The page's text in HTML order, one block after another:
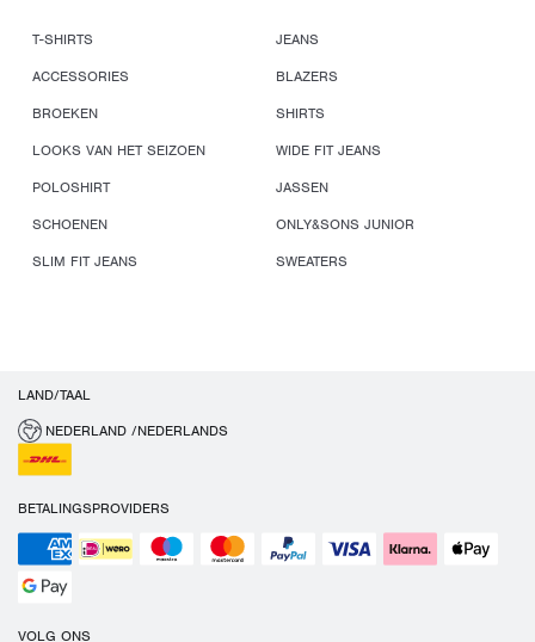
T-SHIRTS
JEANS
ACCESSORIES
BLAZERS
BROEKEN
SHIRTS
LOOKS VAN HET SEIZOEN
WIDE FIT JEANS
POLOSHIRT
JASSEN
SCHOENEN
ONLY&SONS JUNIOR
SLIM FIT JEANS
SWEATERS
LAND/TAAL
NEDERLAND /NEDERLANDS
BETALINGSPROVIDERS
VOLG ONS